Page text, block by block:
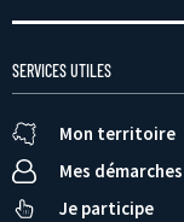
SERVICES UTILES
Mon territoire
Mes démarches
Je participe